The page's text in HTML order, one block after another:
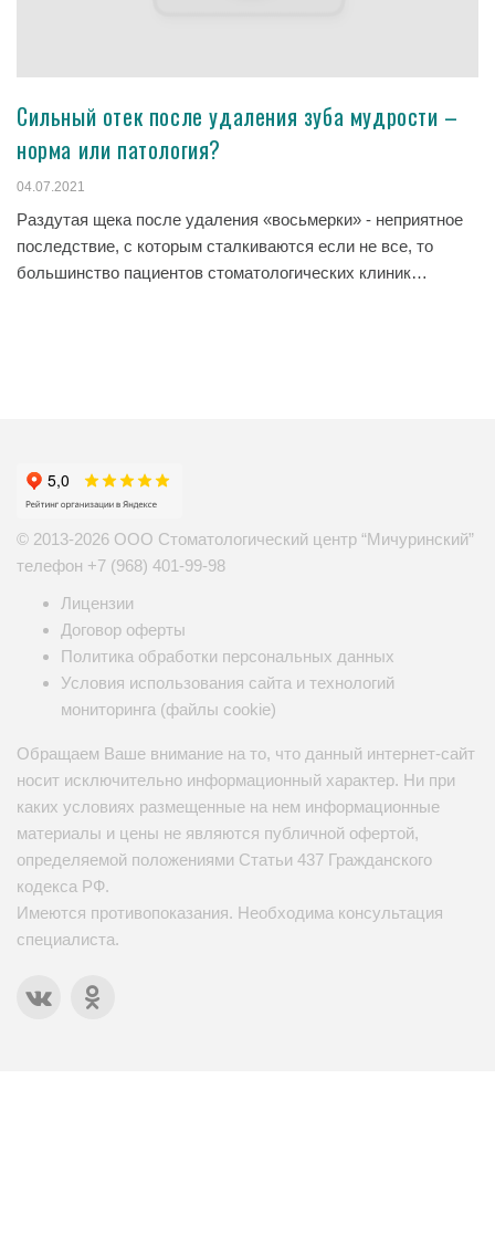
Сильный отек после удаления зуба мудрости –
норма или патология?
04.07.2021
Раздутая щека после удаления «восьмерки» - неприятное
последствие, с которым сталкиваются если не все, то
большинство пациентов стоматологических клиник…
© 2013-2026 ООО Стоматологический центр “Мичуринский”
телефон +7 (968) 401-99-98
Лицензии
Договор оферты
Политика обработки персональных данных
Условия использования сайта и технологий
мониторинга (файлы cookie)
Обращаем Ваше внимание на то, что данный интернет-сайт
носит исключительно информационный характер. Ни при
каких условиях размещенные на нем информационные
материалы и цены не являются публичной офертой,
определяемой положениями Статьи 437 Гражданского
кодекса РФ.
Имеются противопоказания. Необходима консультация
специалиста.